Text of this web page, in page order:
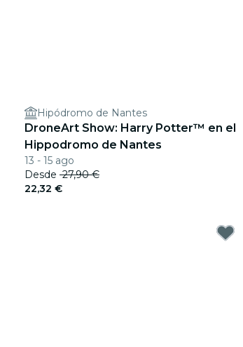
Hipódromo de Nantes
DroneArt Show: Harry Potter™ en el
Hippodromo de Nantes
13 - 15 ago
Desde 27,90 €
22,32 €